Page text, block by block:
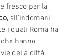
fresco per la
all'indomani
i quali Roma ha
hanno
della città.